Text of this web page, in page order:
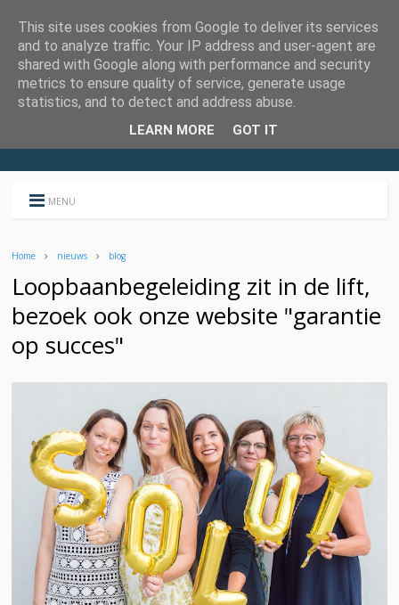
MENU
Home nieuws blog
Loopbaanbegeleiding zit in de lift,
bezoek ook onze website "garantie
op succes"
This site uses cookies from Google to deliver its services
and to analyze traffic. Your IP address and user-agent are
shared with Google along with performance and security
metrics to ensure quality of service, generate usage
statistics, and to detect and address abuse.
LEARN MORE GOT IT